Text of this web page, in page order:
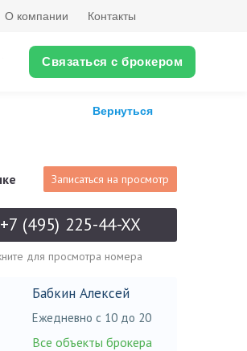
О компании Контакты
Связаться с брокером
Вернуться
Записаться на просмотр
+7 (495) 225-44-XX
для просмотра номера
Бабкин Алексей
Ежедневно с 10 до 20
Все объекты брокера